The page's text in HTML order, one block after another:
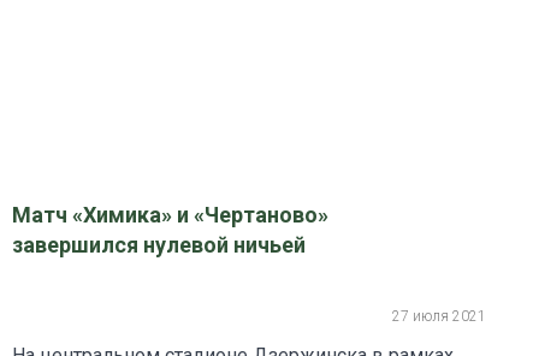
Матч «Химика» и «Чертаново»
завершился нулевой ничьей
27 июля 2021